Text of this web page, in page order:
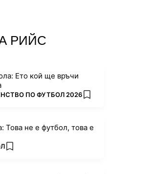
РИЙС
Ето кой ще връчи
ПО ФУТБОЛ 2026 add favorites
Това не е футбол, това е
add favorites